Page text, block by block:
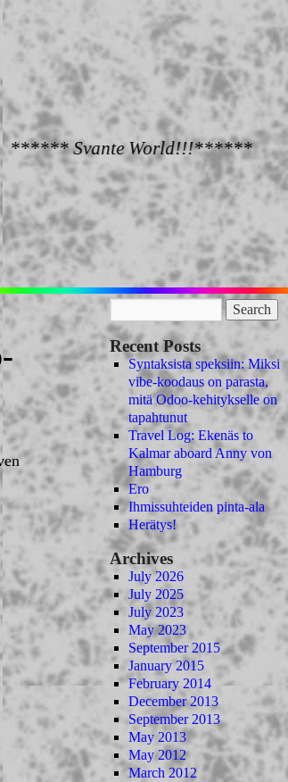
World!!!******
Recent Posts
Syntaksista speksiin: Miksi
vibe-koodaus on parasta,
mitä Odoo-kehitykselle on
tapahtunut
Travel Log: Ekenäs to
Kalmar aboard Anny von
Hamburg
Ero
Ihmissuhteiden pinta-ala
Herätys!
Archives
July 2026
July 2025
July 2023
May 2023
September 2015
January 2015
February 2014
December 2013
September 2013
May 2013
May 2012
March 2012